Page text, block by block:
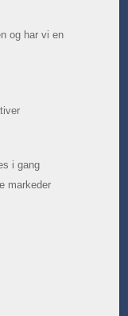
og har vi en
i gang
markeder